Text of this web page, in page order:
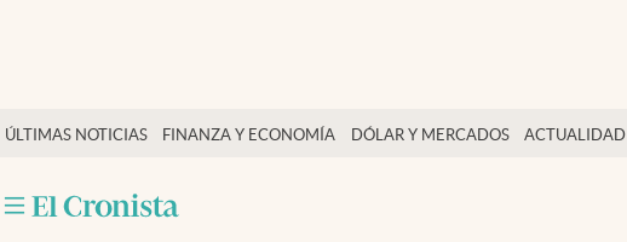
ÚLTIMAS NOTICIAS FINANZA Y ECONOMÍA DÓLAR Y MERCADOS ACTUALIDAD
Salud y nutrición